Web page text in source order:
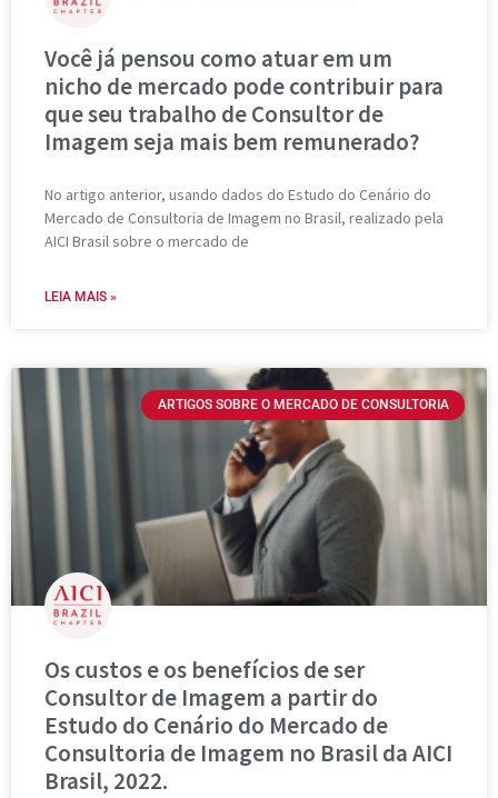
Você já pensou como atuar em um
nicho de mercado pode contribuir para
que seu trabalho de Consultor de
Imagem seja mais bem remunerado?
No artigo anterior, usando dados do Estudo do Cenário do
Mercado de Consultoria de Imagem no Brasil, realizado pela
AICI Brasil sobre o mercado de
LEIA MAIS »
ARTIGOS SOBRE O MERCADO DE CONSULTORIA
Os custos e os benefícios de ser
Consultor de Imagem a partir do
Estudo do Cenário do Mercado de
Consultoria de Imagem no Brasil da AICI
Brasil, 2022.